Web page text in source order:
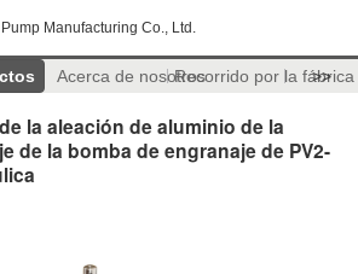
Manufacturing Co., Ltd.
Acerca de nosotrosRecorrido por la fábrica
>>
la aleación de aluminio de la
de la bomba de engranaje de PV2-